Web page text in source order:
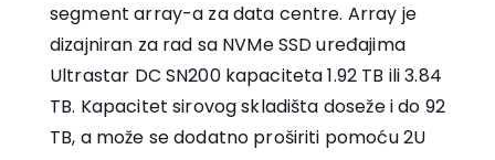
segment array-a za data centre. Array je
dizajniran za rad sa NVMe SSD uređajima
Ultrastar DC SN200 kapaciteta 1.92 TB ili 3.84
TB. Kapacitet sirovog skladišta doseže i do 92
TB, a može se dodatno proširiti pomoću 2U